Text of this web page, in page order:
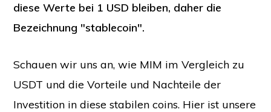
diese Werte bei 1 USD bleiben, daher die
Bezeichnung "stablecoin".
Schauen wir uns an, wie MIM im Vergleich zu
USDT und die Vorteile und Nachteile der
Investition in diese stabilen coins. Hier ist unsere